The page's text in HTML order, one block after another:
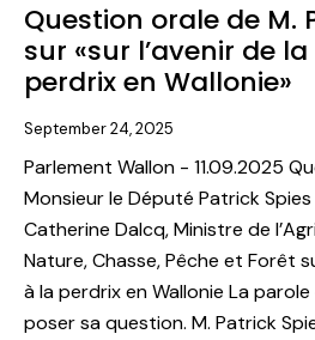
Question orale de M.
sur «sur l’avenir de
perdrix en Wallonie»
September 24, 2025
Parlement Wallon - 11.09.2025
Monsieur le Député Patrick
Catherine Dalcq, Ministre de
Nature, Chasse, Pêche et Forêt
à la perdrix en Wallonie La
poser sa question. M. Patrick